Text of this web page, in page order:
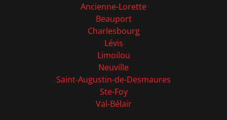
Ancienne-Lorette
Beauport
Charlesbourg
Lévis
Limoilou
Neuville
Saint-Augustin-de-Desmaures
Ste-Foy
Val-Bélair